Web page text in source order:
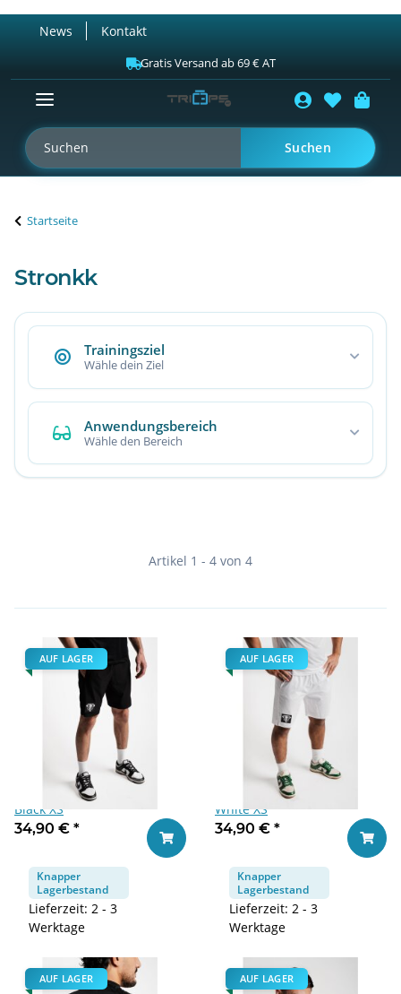
News Kontakt
Gratis Versand ab 69 € AT
Suchen
Startseite
Stronkk
Trainingsziel
Wähle dein Ziel
Anwendungsbereich
Wähle den Bereich
Artikel 1 - 4 von 4
AUF LAGER
Stronkk Performance Shorts
Black XS
34,90 € *
Knapper
Lagerbestand
Lieferzeit: 2 - 3
Werktage
In den Warenkorb
AUF LAGER
Stronkk Performance Shorts
White XS
34,90 € *
Knapper
Lagerbestand
Lieferzeit: 2 - 3
Werktage
In
AUF LAGER AUF LAGER